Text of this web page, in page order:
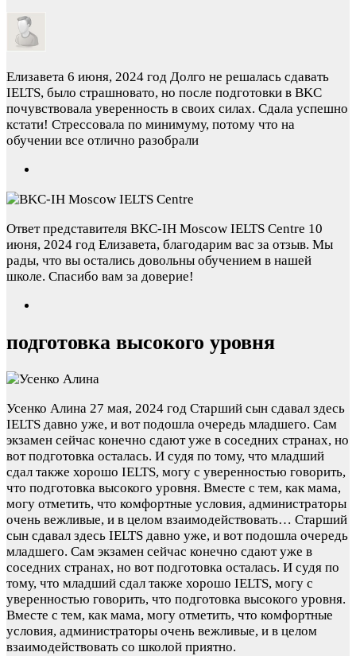
Елизавета 6 июня, 2024 год Долго не решалась сдавать
IELTS, было страшновато, но после подготовки в BKC
почувствовала уверенность в своих силах. Сдала успешно
кстати! Стрессовала по минимуму, потому что на
обучении все отлично разобрали
Ответ представителя BKC-IH Moscow IELTS Centre 10
июня, 2024 год Елизавета, благодарим вас за отзыв. Мы
рады, что вы остались довольны обучением в нашей
школе. Спасибо вам за доверие!
подготовка высокого уровня
Усенко Алина 27 мая, 2024 год Старший сын сдавал здесь
IELTS давно уже, и вот подошла очередь младшего. Сам
экзамен сейчас конечно сдают уже в соседних странах, но
вот подготовка осталась. И судя по тому, что младший
сдал также хорошо IELTS, могу с уверенностью говорить,
что подготовка высокого уровня. Вместе с тем, как мама,
могу отметить, что комфортные условия, администраторы
очень вежливые, и в целом взаимодействовать… Старший
сын сдавал здесь IELTS давно уже, и вот подошла очередь
младшего. Сам экзамен сейчас конечно сдают уже в
соседних странах, но вот подготовка осталась. И судя по
тому, что младший сдал также хорошо IELTS, могу с
уверенностью говорить, что подготовка высокого уровня.
Вместе с тем, как мама, могу отметить, что комфортные
условия, администраторы очень вежливые, и в целом
взаимодействовать со школой приятно.